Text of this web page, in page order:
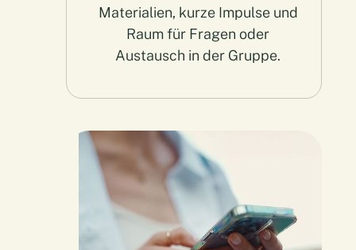
Materialien, kurze Impulse und
Raum für Fragen oder
Austausch in der Gruppe.